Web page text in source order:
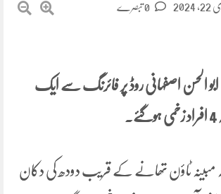
الحسن اصفہانی روڈ پر فائرنگ سے ایک
مبینہ ٹاؤن تھانے کے قریب دودھ کی دکان